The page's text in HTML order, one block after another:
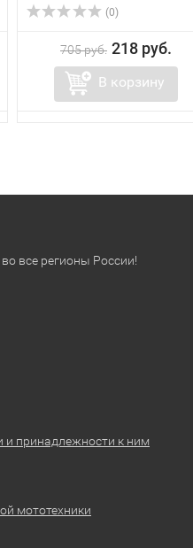
(0)
705 руб. 218 руб.
В корзину
все регионы России!
и принадлежности к ним
мототехники